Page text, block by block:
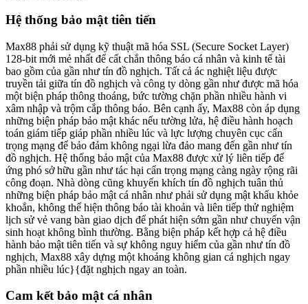
Hệ thống bảo mật tiên tiến
Max88 phải sử dụng kỹ thuật mã hóa SSL (Secure Socket Layer)
128-bit mới mẻ nhất để cất chắn thông báo cá nhân và kinh tế tài
bao gồm của gần như tín đồ nghịch. Tất cả ác nghiệt liệu được
truyền tải giữa tín đồ nghịch và công ty dòng gần như được mã hóa
một biện pháp thông thoáng, bức tường chặn phần nhiều hành vi
xâm nhập và trộm cắp thông báo. Bên cạnh ấy, Max88 còn áp dụng
những biện pháp bảo mật khác nếu tường lửa, hệ điều hành hoạch
toán giám tiếp giáp phần nhiều lúc và lực lượng chuyên cục cẩn
trọng mạng để bảo đảm không ngại lừa đảo mang đến gần như tín
đồ nghịch. Hệ thống bảo mật của Max88 được xử lý liên tiếp để
ứng phó sở hữu gần như tác hại cẩn trọng mạng càng ngày rộng rãi
công đoạn. Nhà dòng cũng khuyến khích tín đồ nghịch tuân thủ
những biện pháp bảo mật cá nhân như phải sử dụng mật khẩu khỏe
khoắn, không thể hiện thông báo tài khoản và liên tiếp thử nghiệm
lịch sử vẻ vang bàn giao dịch để phát hiện sớm gần như chuyển vận
sinh hoạt không bình thường. Bằng biện pháp kết hợp cả hệ điều
hành bảo mật tiên tiến và sự không nguy hiểm của gần như tín đồ
nghịch, Max88 xây dựng một khoảng không gian cá nghịch ngay
phần nhiều lúc}{đặt nghịch ngay an toàn.
Cam kết bảo mật cá nhân